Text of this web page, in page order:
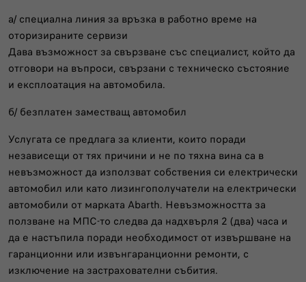
а/ специална линия за връзка в работно време на
оторизираните сервизи
Дава възможност за свързване със специалист, който да
отговори на въпроси, свързани с техническо състояние
и експлоатация на автомобила.
б/ безплатен заместващ автомобил
Услугата се предлага за клиенти, които поради
независещи от тях причини и не по тяхна вина са в
невъзможност да използват собствения си електрически
автомобил или като лизингополучатели на електрически
автомобили от марката Abarth. Невъзможността за
ползване на МПС-то следва да надхвърля 2 (два) часа и
да е настъпила поради необходимост от извършване на
гаранционни или извънгаранционни ремонти, с
изключение на застрахователни събития.